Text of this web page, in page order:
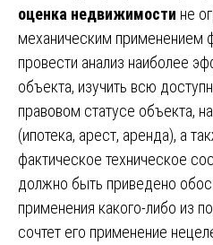
оценка недвижимости не
механическим применением
провести анализ наиболее
объекта, изучить всю
правовом статусе объекта,
(ипотека, арест, аренда), а
фактическое техническое
должно быть приведено
применения какого-либо из
сочтет его применение